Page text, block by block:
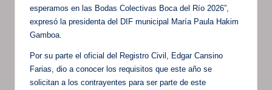
esperamos en las Bodas Colectivas Boca del Río 2026”,
expresó la presidenta del DIF municipal María Paula Hakim
Gamboa.
Por su parte el oficial del Registro Civil, Edgar Cansino
Farias, dio a conocer los requisitos que este año se
solicitan a los contrayentes para ser parte de este